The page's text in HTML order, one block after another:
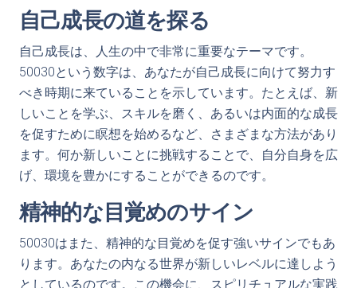
自己成長の道を探る
自己成長は、人生の中で非常に重要なテーマです。
50030という数字は、あなたが自己成長に向けて努力す
べき時期に来ていることを示しています。たとえば、新
しいことを学ぶ、スキルを磨く、あるいは内面的な成長
を促すために瞑想を始めるなど、さまざまな方法があり
ます。何か新しいことに挑戦することで、自分自身を広
げ、環境を豊かにすることができるのです。
精神的な目覚めのサイン
50030はまた、精神的な目覚めを促す強いサインでもあ
ります。あなたの内なる世界が新しいレベルに達しよう
としているのです。この機会に、スピリチュアルな実践